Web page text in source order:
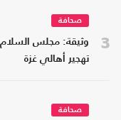
3
صحافة
وثيقة: مجلس السلام
تهجير أهالي غزة
صحافة